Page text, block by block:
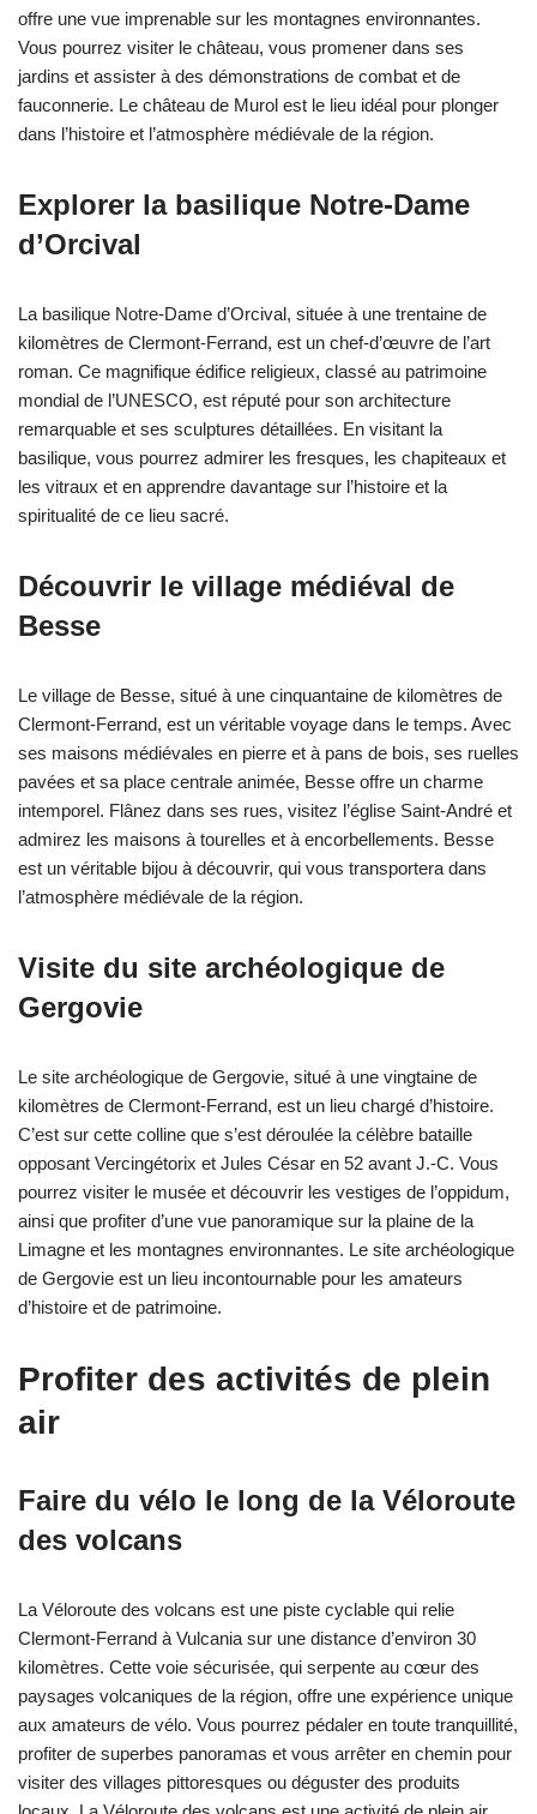
offre une vue imprenable sur les montagnes environnantes.
Vous pourrez visiter le château, vous promener dans ses
jardins et assister à des démonstrations de combat et de
fauconnerie. Le château de Murol est le lieu idéal pour plonger
dans l’histoire et l’atmosphère médiévale de la région.
Explorer la basilique Notre-Dame
d’Orcival
La basilique Notre-Dame d’Orcival, située à une trentaine de
kilomètres de Clermont-Ferrand, est un chef-d’œuvre de l’art
roman. Ce magnifique édifice religieux, classé au patrimoine
mondial de l’UNESCO, est réputé pour son architecture
remarquable et ses sculptures détaillées. En visitant la
basilique, vous pourrez admirer les fresques, les chapiteaux et
les vitraux et en apprendre davantage sur l’histoire et la
spiritualité de ce lieu sacré.
Découvrir le village médiéval de
Besse
Le village de Besse, situé à une cinquantaine de kilomètres de
Clermont-Ferrand, est un véritable voyage dans le temps. Avec
ses maisons médiévales en pierre et à pans de bois, ses ruelles
pavées et sa place centrale animée, Besse offre un charme
intemporel. Flânez dans ses rues, visitez l’église Saint-André et
admirez les maisons à tourelles et à encorbellements. Besse
est un véritable bijou à découvrir, qui vous transportera dans
l’atmosphère médiévale de la région.
Visite du site archéologique de
Gergovie
Le site archéologique de Gergovie, situé à une vingtaine de
kilomètres de Clermont-Ferrand, est un lieu chargé d’histoire.
C’est sur cette colline que s’est déroulée la célèbre bataille
opposant Vercingétorix et Jules César en 52 avant J.-C. Vous
pourrez visiter le musée et découvrir les vestiges de l’oppidum,
ainsi que profiter d’une vue panoramique sur la plaine de la
Limagne et les montagnes environnantes. Le site archéologique
de Gergovie est un lieu incontournable pour les amateurs
d’histoire et de patrimoine.
Profiter des activités de plein
air
Faire du vélo le long de la Véloroute
des volcans
La Véloroute des volcans est une piste cyclable qui relie
Clermont-Ferrand à Vulcania sur une distance d’environ 30
kilomètres. Cette voie sécurisée, qui serpente au cœur des
paysages volcaniques de la région, offre une expérience unique
aux amateurs de vélo. Vous pourrez pédaler en toute tranquillité,
profiter de superbes panoramas et vous arrêter en chemin pour
visiter des villages pittoresques ou déguster des produits